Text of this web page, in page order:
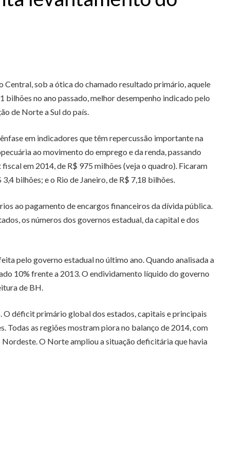
sob a ótica do chamado resultado primário, aquele
no ano passado, melhor desempenho indicado pelo
de Norte a Sul do país.
em indicadores que têm repercussão importante na
ao movimento do emprego e da renda, passando
em 2014, de R$ 975 milhões (veja o quadro). Ficaram
bilhões; e o Rio de Janeiro, de R$ 7,18 bilhões.
ao pagamento de encargos financeiros da dívida pública.
os números dos governos estadual, da capital e dos
pelo governo estadual no último ano. Quando analisada a
10% frente a 2013. O endividamento líquido do governo
de BH.
O déficit primário global dos estados, capitais e principais
Todas as regiões mostram piora no balanço de 2014, com
Nordeste. O Norte ampliou a situação deficitária que havia